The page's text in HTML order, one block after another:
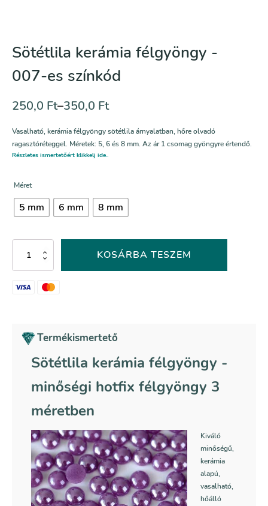
Sötétlila kerámia félgyöngy -
007-es színkód
250,0 Ft–350,0 Ft
Vasalható, kerámia félgyöngy sötétlila árnyalatban, hőre olvadó
ragasztóréteggel. Méretek: 5, 6 és 8 mm. Az ár 1 csomag gyöngyre értendő.
Részletes ismertetőért klikkelj ide..
Méret
5 mm 6 mm 8 mm
kerámia
félgyöngy
KOSÁRBA TESZEM
Termékismertető
Sötétlila kerámia félgyöngy -
minőségi hotfix félgyöngy 3
méretben
Kiváló
minőségű,
kerámia
alapú,
vasalható,
hőálló